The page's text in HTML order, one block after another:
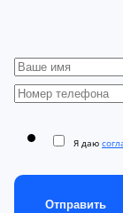
Я даю
Отправить